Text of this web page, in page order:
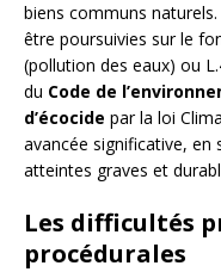
biens communs naturels.
être poursuivies sur le
(pollution des eaux) ou
du Code de
d’écocide par la loi
avancée significative, en
atteintes graves et
Les difficultés
procédurales